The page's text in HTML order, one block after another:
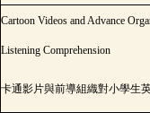
Cartoon Videos and Advance
Listening Comprehension
卡通影片與前導組織對小學生